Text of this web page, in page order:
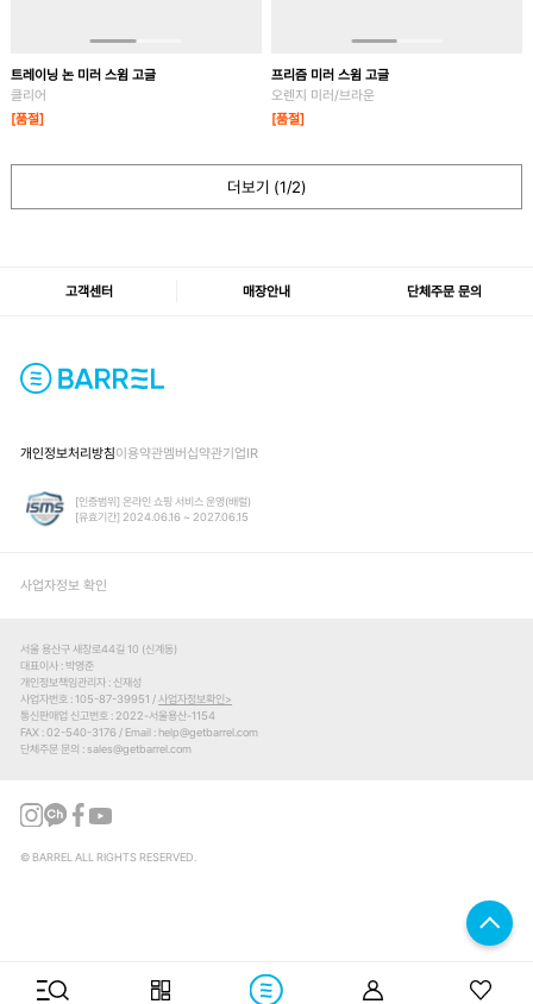
트레이닝 논 미러 스윔 고글
클리어
[품절]
프리즘 미러 스윔 고글
오렌지 미러/브라운
[품절]
더보기 (1/2)
고객센터 매장안내 단체주문 문의
개인정보처리방침이용약관멤버십약관기업IR
[인증범위] 온라인 쇼핑 서비스 운영(배럴)
[유효기간] 2024.06.16 ~ 2027.06.15
사업자정보 확인
서울 용산구 새창로44길 10 (신계동)
대표이사
박영준
개인정보책임관리자
신재성
사업자번호
105-87-39951 /사업자정보확인
통신판매업 신고번호
2022-서울용산-1154
FAX 02-540-3176 Email help@getbarrel.com
단체주문 문의
sales@getbarrel.com
© BARREL ALL RIGHTS RESERVED.